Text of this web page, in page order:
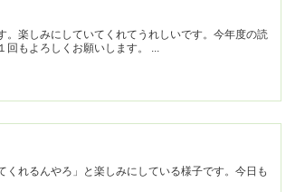
。楽しみにしていてくれてうれしいです。今年度の読
れるんやろ」と楽しみにしている様子です。今日も